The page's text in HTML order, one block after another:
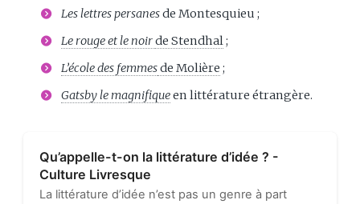
Les lettres persanesde Montesquieu ;
Le rouge et le noirde Stendhal;
L’école des femmesde Molière ;
Gatsby le magnifiqueen littérature étrangère.
Qu’appelle-t-on la littérature d’idée ? -
Culture Livresque
La littérature d’idée n’est pas un genre à part